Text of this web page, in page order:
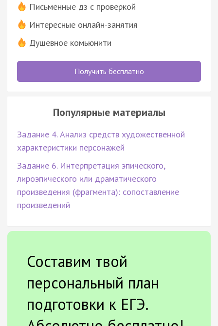
Письменные дз с проверкой
Интересные онлайн-занятия
Душевное комьюнити
Получить бесплатно
Популярные материалы
Задание 4. Анализ средств художественной
характеристики персонажей
Задание 6. Интерпретация эпического,
лироэпического или драматического
произведения (фрагмента): сопоставление
произведений
Составим твой
персональный план
подготовки к ЕГЭ.